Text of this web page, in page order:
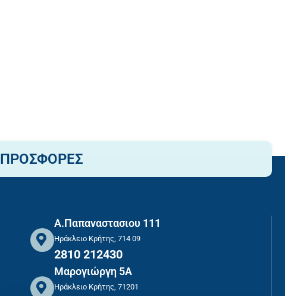
ΠΡΟΣΦΟΡΕΣ
Α.Παπαναστασιου 111
Ηράκλειο Κρήτης, 714 09
2810 212430
Μαρογιώργη 5Α
Ηράκλειο Κρήτης, 71201